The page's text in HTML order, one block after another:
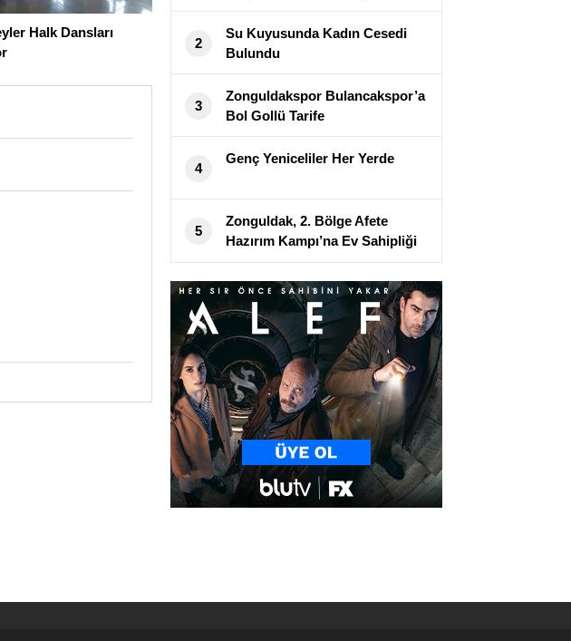
Halk Dansları
Öldürdü
2
Su Kuyusunda Kadın Cesedi
Bulundu
3
Zonguldakspor Bulancakspor’a
Bol Gollü Tarife
4
Genç Yeniceliler Her Yerde
5
Zonguldak, 2. Bölge Afete
Hazırım Kampı’na Ev Sahipliği
Yaptı